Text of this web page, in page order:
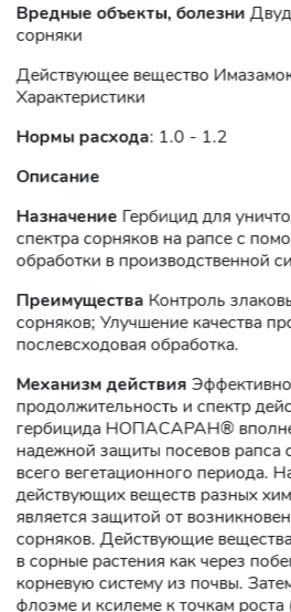
Вредные объекты, болезни
сорняки
Действующее вещество
Характеристики
Нормы расхода: 1.0 - 1.2
Описание
Назначение Гербицид для
спектра сорняков на рапсе с
обработки в производственной
Преимущества Контроль
сорняков; Улучшение качества
послевсходовая обработка.
Механизм действия
продолжительность и спектр
гербицида НОПАСАРАН® вполне
надежной защиты посевов рапса
всего вегетационного периода.
действующих веществ разных
является защитой от
сорняков. Действующие
в сорные растения как через
корневую систему из почвы.
флоэме и ксилеме к точкам роста